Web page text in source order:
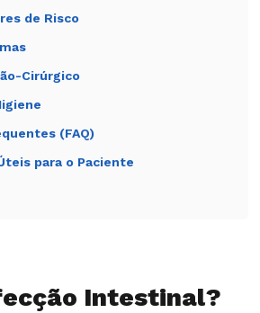
de Risco
Cirúrgico
(FAQ)
para o Paciente
Intestinal?